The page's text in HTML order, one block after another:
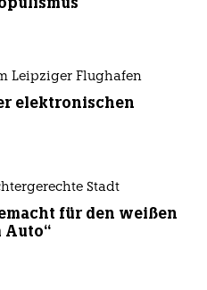
Leipziger Flughafen
elektronischen
Stadt
für den weißen
Auto“